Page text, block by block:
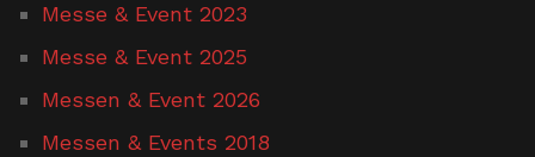
Messe & Event 2023
Messe & Event 2025
Messen & Event 2026
Messen & Events 2018